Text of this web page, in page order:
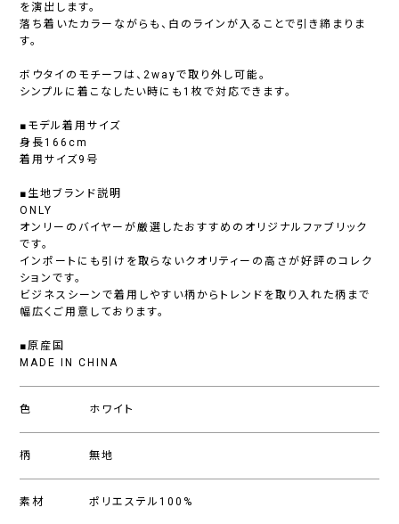
を演出します。
落ち着いたカラーながらも、白のラインが入ることで引き締まりま
す。
ボウタイのモチーフは、2wayで取り外し可能。
シンプルに着こなしたい時にも1枚で対応できます。
■モデル着用サイズ
身長166cm
着用サイズ9号
■生地ブランド説明
ONLY
オンリーのバイヤーが厳選したおすすめのオリジナルファブリック
です。
インポートにも引けを取らないクオリティーの高さが好評のコレク
ションです。
ビジネスシーンで着用しやすい柄からトレンドを取り入れた柄まで
幅広くご用意しております。
■原産国
MADE IN CHINA
色 ホワイト
柄 無地
素材 ポリエステル100%